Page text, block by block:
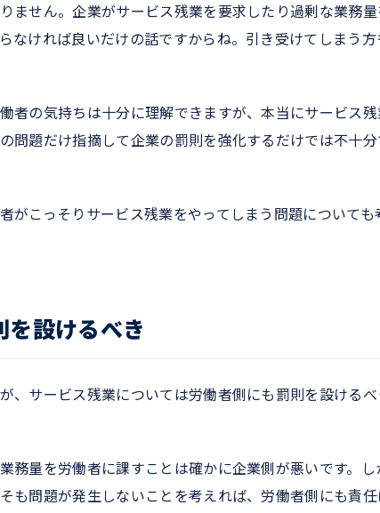
ません。企業がサービス残業を要求したり過剰な業務量
なければ良いだけの話ですからね。引き受けてしまう方
者の気持ちは十分に理解できますが、本当にサービス残
問題だけ指摘して企業の罰則を強化するだけでは不十分
がこっそりサービス残業をやってしまう問題についても
を設けるべき
、サービス残業については労働者側にも罰則を設けるべ
務量を労働者に課すことは確かに企業側が悪いです。し
も問題が発生しないことを考えれば、労働者側にも責任